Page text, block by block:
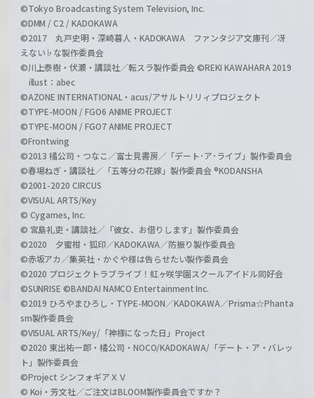
©Tokyo Broadcasting System Television, Inc.
©DMM / C2 / KADOKAWA
©2017 丸戸史明・深崎暮人・KADOKAWA ファンタジア文庫刊／冴
えない♭な製作委員会
©川上泰樹・伏瀬・講談社／転スラ製作委員会 ©REKI KAWAHARA 2019
illust：abec
©AZONE INTERNATIONAL・acus/アサルトリリィプロジェクト
©TYPE-MOON / FGO6 ANIME PROJECT
©TYPE-MOON / FGO7 ANIME PROJECT
©Frontwing
©2013 橘公司・つなこ／富士見書房／「デート･ア･ライブ」製作委員会
©春場ねぎ・講談社／「五等分の花嫁」製作委員会 ®KODANSHA
©2001-2020 CIRCUS
©VISUAL ARTS/Key
© Cygames, Inc.
© 宮島礼吏・講談社／「彼女、お借りします」製作委員会
©2020 夕蜜柑・狐印／KADOKAWA／防振り製作委員会
©赤坂アカ／集英社・かぐや様は告らせたい製作委員会
©2020 プロジェクトラブライブ！虹ヶ咲学園スクールアイドル同好会
©SUNRISE ©BANDAI NAMCO Entertainment Inc.
©2019 ひろやまひろし・TYPE-MOON／KADOKAWA／Prisma☆Phanta
sm製作委員会
©VISUAL ARTS/Key/「神様になった日」Project
©2020 東出祐一郎・橘公司・NOCO/KADOKAWA/「デート・ア・バレッ
ト」製作委員会
©Project シンフォギアＸＶ
© Koi・芳文社／ご注文はBLOOM製作委員会ですか？